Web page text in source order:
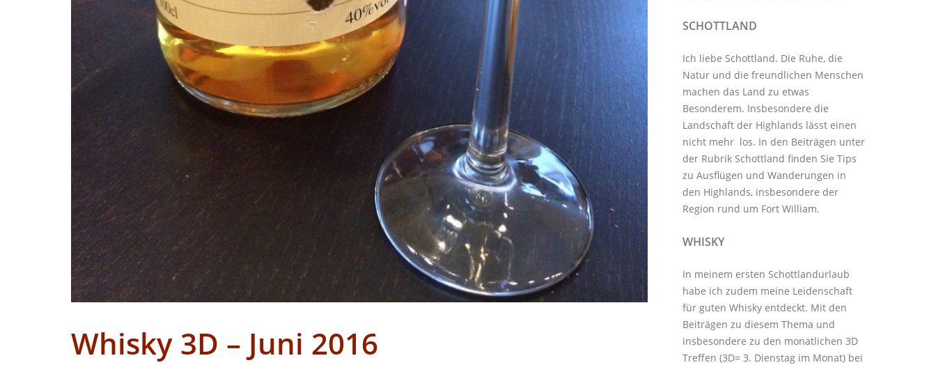
Whisky 3D – Juni 2016
SCHOTTLAND
Ich liebe Schottland. Die Ruhe, die
Natur und die freundlichen Menschen
machen das Land zu etwas
Besonderem. Insbesondere die
Landschaft der Highlands lässt einen
nicht mehr los. In den Beiträgen unter
der Rubrik Schottland finden Sie Tips
zu Ausflügen und Wanderungen in
den Highlands, insbesondere der
Region rund um Fort William.
WHISKY
In meinem ersten Schottlandurlaub
habe ich zudem meine Leidenschaft
für guten Whisky entdeckt. Mit den
Beiträgen zu diesem Thema und
insbesondere zu den monatlichen 3D
Treffen (3D= 3. Dienstag im Monat) bei